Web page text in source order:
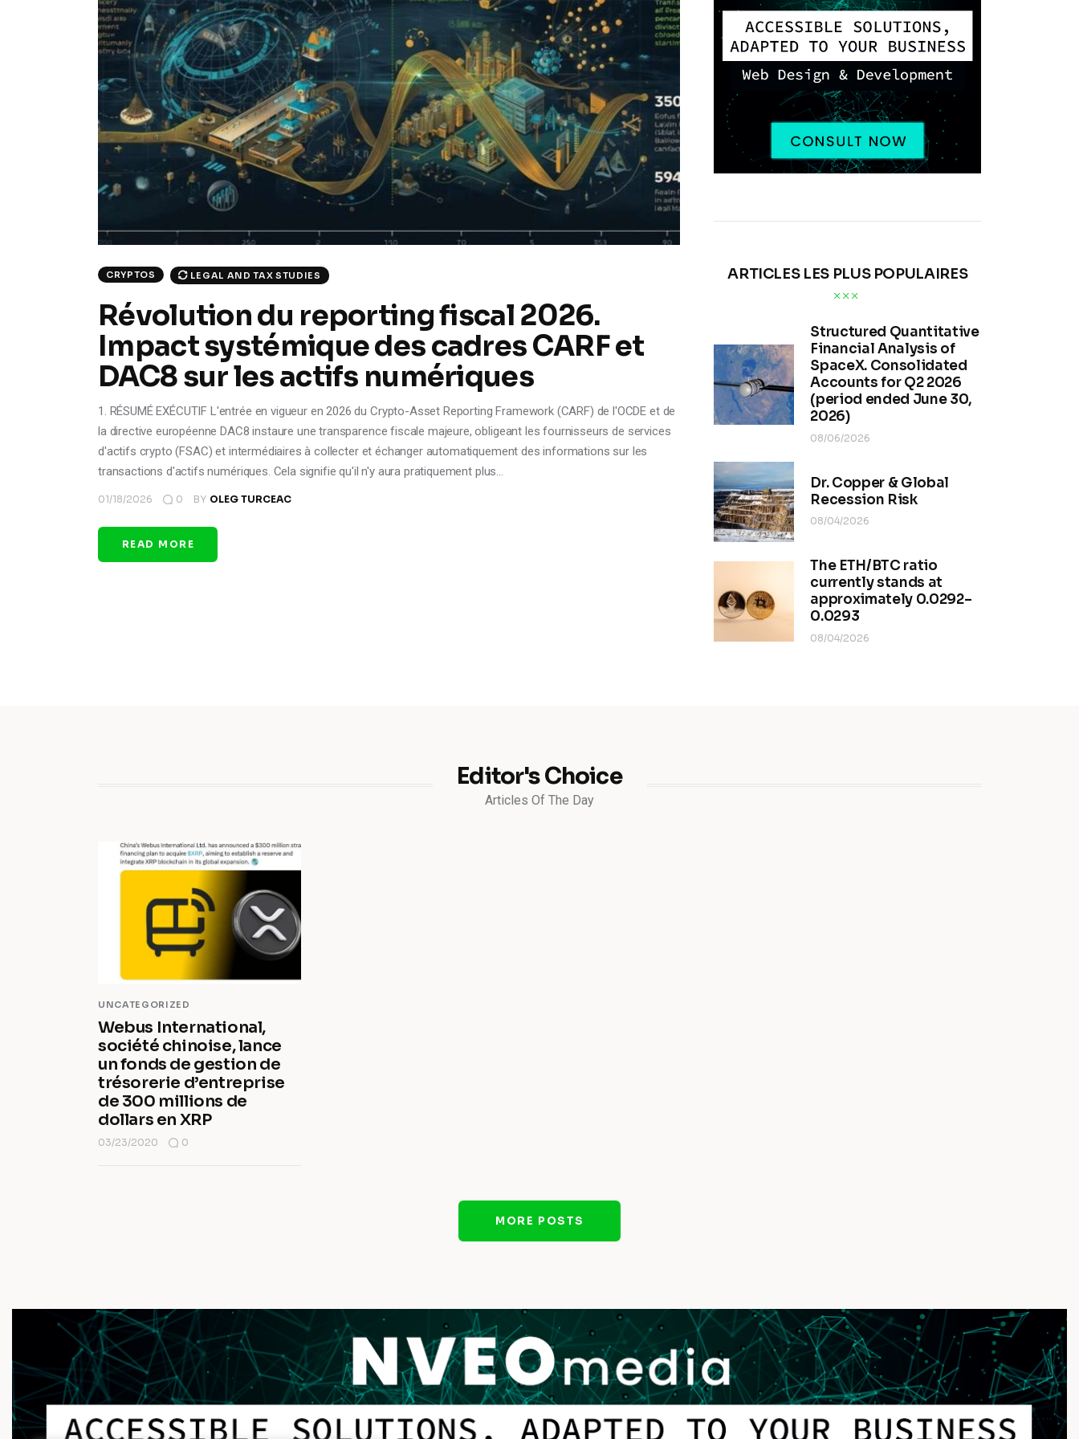
CRYPTOS LEGAL AND TAX STUDIES
Révolution du reporting fiscal 2026.
Impact systémique des cadres CARF et
DAC8 sur les actifs numériques
1. RÉSUMÉ EXÉCUTIF L'entrée en vigueur en 2026 du Crypto-Asset Reporting Framework (CARF) de l'OCDE et de
la directive européenne DAC8 instaure une transparence fiscale majeure, obligeant les fournisseurs de services
d'actifs crypto (FSAC) et intermédiaires à collecter et échanger automatiquement des informations sur les
transactions d'actifs numériques. Cela signifie qu'il n'y aura pratiquement plus…
01/18/2026 0 BY OLEG TURCEAC
READ MORE
ARTICLES LES PLUS POPULAIRES
Structured Quantitative
Financial Analysis of
SpaceX. Consolidated
Accounts for Q2 2026
(period ended June 30,
2026)
08/06/2026
Dr. Copper & Global
Recession Risk
08/04/2026
The ETH/BTC ratio
currently stands at
approximately 0.0292–
0.0293
08/04/2026
Editor's Choice
Articles Of The Day
UNCATEGORIZED
Webus International,
société chinoise, lance
un fonds de gestion de
trésorerie d’entreprise
de 300 millions de
dollars en XRP
03/23/2020 0
MORE POSTS